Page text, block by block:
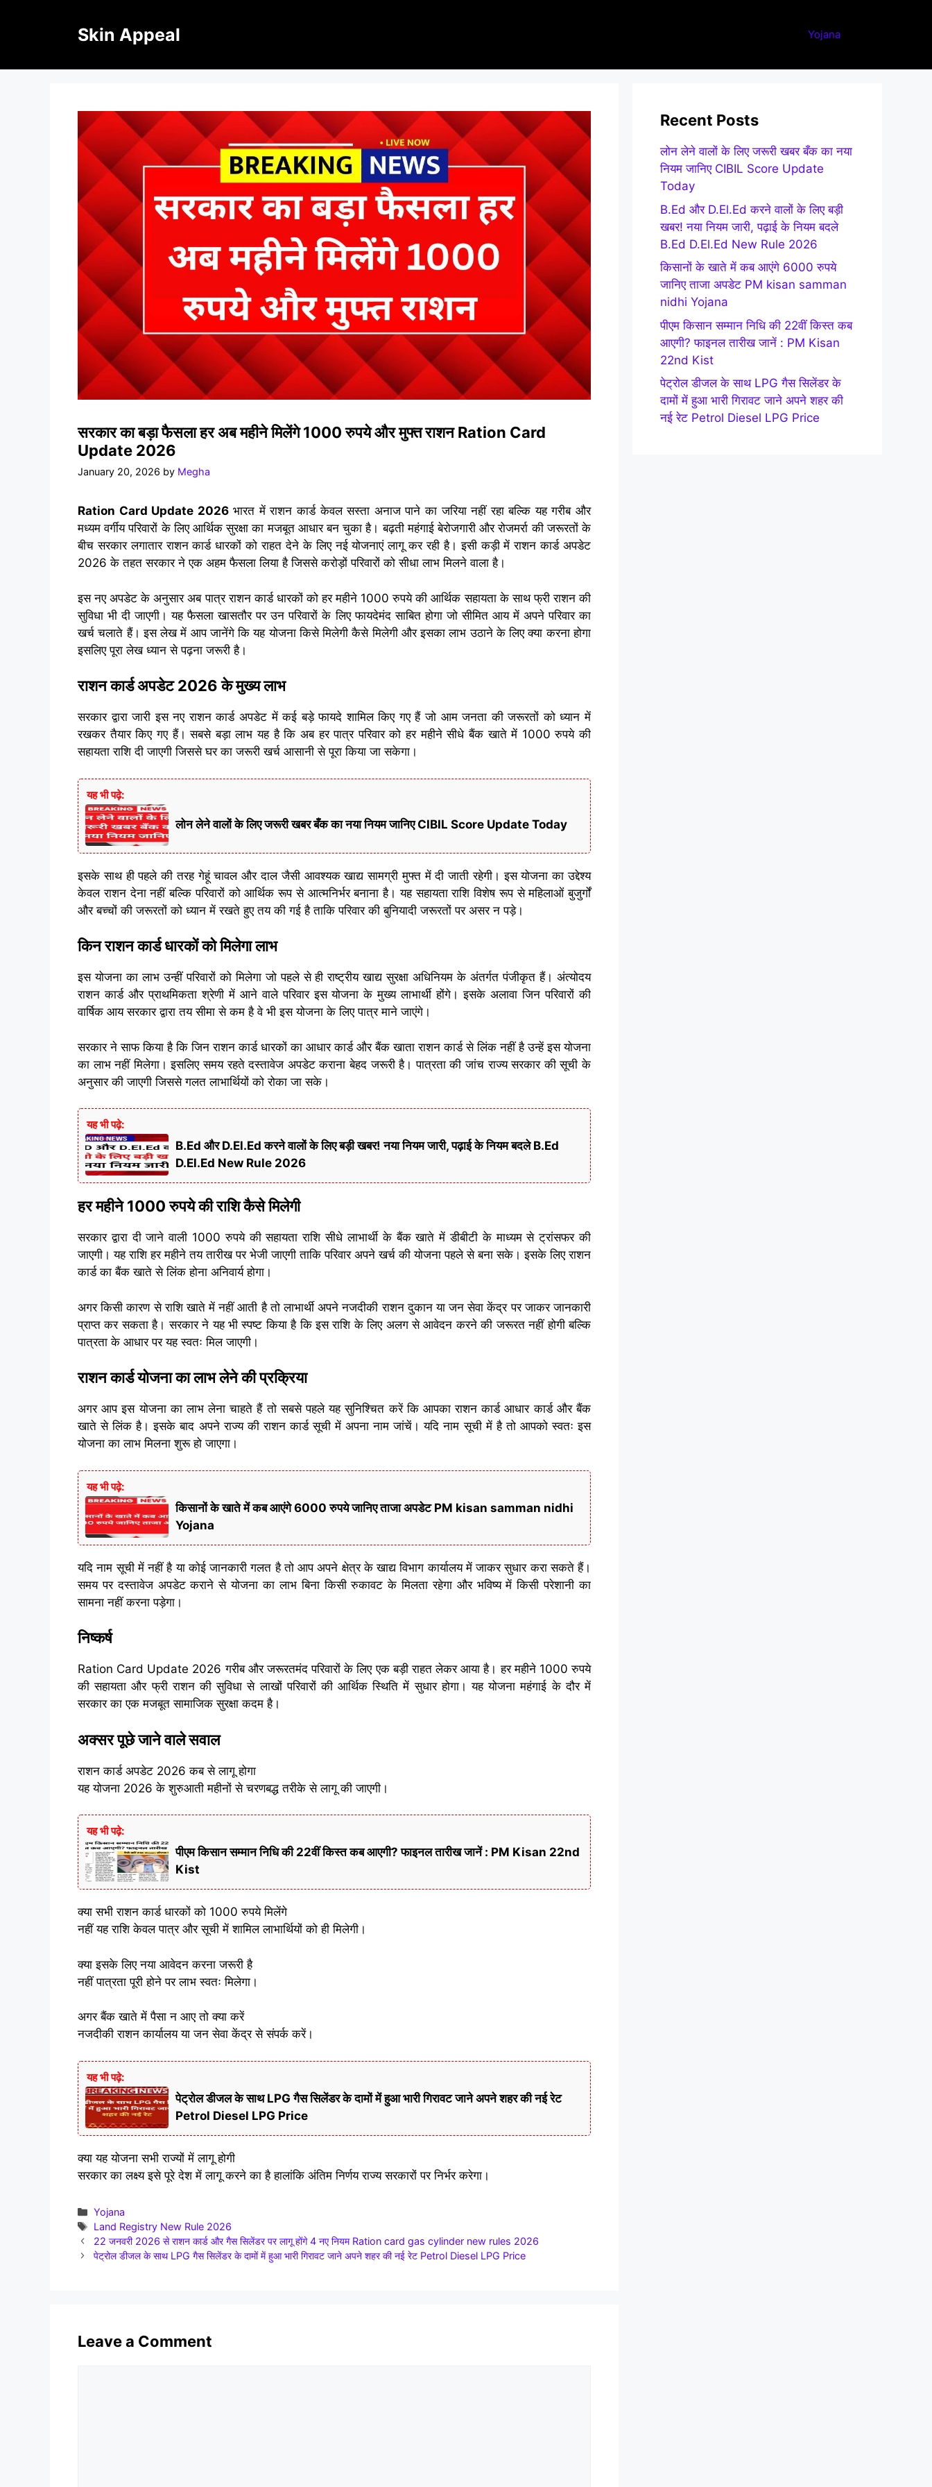
Skin Appeal Yojana
सरकार का बड़ा फैसला हर अब महीने मिलेंगे 1000 रुपये और मुफ्त राशन Ration Card
Update 2026
January 20, 2026 by Megha
Ration Card Update 2026भारत में राशन कार्ड केवल सस्ता अनाज पाने का जरिया नहीं रहा बल्कि यह गरीब और
मध्यम वर्गीय परिवारों के लिए आर्थिक सुरक्षा का मजबूत आधार बन चुका है। बढ़ती महंगाई बेरोजगारी और रोजमर्रा की जरूरतों के
बीच सरकार लगातार राशन कार्ड धारकों को राहत देने के लिए नई योजनाएं लागू कर रही है। इसी कड़ी में राशन कार्ड अपडेट
2026 के तहत सरकार ने एक अहम फैसला लिया है जिससे करोड़ों परिवारों को सीधा लाभ मिलने वाला है।
इस नए अपडेट के अनुसार अब पात्र राशन कार्ड धारकों को हर महीने 1000 रुपये की आर्थिक सहायता के साथ फ्री राशन की
सुविधा भी दी जाएगी। यह फैसला खासतौर पर उन परिवारों के लिए फायदेमंद साबित होगा जो सीमित आय में अपने परिवार का
खर्च चलाते हैं। इस लेख में आप जानेंगे कि यह योजना किसे मिलेगी कैसे मिलेगी और इसका लाभ उठाने के लिए क्या करना होगा
इसलिए पूरा लेख ध्यान से पढ़ना जरूरी है।
राशन कार्ड अपडेट 2026 के मुख्य लाभ
सरकार द्वारा जारी इस नए राशन कार्ड अपडेट में कई बड़े फायदे शामिल किए गए हैं जो आम जनता की जरूरतों को ध्यान में
रखकर तैयार किए गए हैं। सबसे बड़ा लाभ यह है कि अब हर पात्र परिवार को हर महीने सीधे बैंक खाते में 1000 रुपये की
सहायता राशि दी जाएगी जिससे घर का जरूरी खर्च आसानी से पूरा किया जा सकेगा।
यह भी पढ़े:
लोन लेने वालों के लिए जरूरी खबर बँक का नया नियम जानिए CIBIL Score Update Today
इसके साथ ही पहले की तरह गेहूं चावल और दाल जैसी आवश्यक खाद्य सामग्री मुफ्त में दी जाती रहेगी। इस योजना का उद्देश्य
केवल राशन देना नहीं बल्कि परिवारों को आर्थिक रूप से आत्मनिर्भर बनाना है। यह सहायता राशि विशेष रूप से महिलाओं बुजुर्गों
और बच्चों की जरूरतों को ध्यान में रखते हुए तय की गई है ताकि परिवार की बुनियादी जरूरतों पर असर न पड़े।
किन राशन कार्ड धारकों को मिलेगा लाभ
इस योजना का लाभ उन्हीं परिवारों को मिलेगा जो पहले से ही राष्ट्रीय खाद्य सुरक्षा अधिनियम के अंतर्गत पंजीकृत हैं। अंत्योदय
राशन कार्ड और प्राथमिकता श्रेणी में आने वाले परिवार इस योजना के मुख्य लाभार्थी होंगे। इसके अलावा जिन परिवारों की
वार्षिक आय सरकार द्वारा तय सीमा से कम है वे भी इस योजना के लिए पात्र माने जाएंगे।
सरकार ने साफ किया है कि जिन राशन कार्ड धारकों का आधार कार्ड और बैंक खाता राशन कार्ड से लिंक नहीं है उन्हें इस योजना
का लाभ नहीं मिलेगा। इसलिए समय रहते दस्तावेज अपडेट कराना बेहद जरूरी है। पात्रता की जांच राज्य सरकार की सूची के
अनुसार की जाएगी जिससे गलत लाभार्थियों को रोका जा सके।
यह भी पढ़े:
B.Ed और D.El.Ed करने वालों के लिए बड़ी खबर! नया नियम जारी, पढ़ाई के नियम बदले B.Ed
D.El.Ed New Rule 2026
हर महीने 1000 रुपये की राशि कैसे मिलेगी
सरकार द्वारा दी जाने वाली 1000 रुपये की सहायता राशि सीधे लाभार्थी के बैंक खाते में डीबीटी के माध्यम से ट्रांसफर की
जाएगी। यह राशि हर महीने तय तारीख पर भेजी जाएगी ताकि परिवार अपने खर्च की योजना पहले से बना सके। इसके लिए राशन
कार्ड का बैंक खाते से लिंक होना अनिवार्य होगा।
अगर किसी कारण से राशि खाते में नहीं आती है तो लाभार्थी अपने नजदीकी राशन दुकान या जन सेवा केंद्र पर जाकर जानकारी
प्राप्त कर सकता है। सरकार ने यह भी स्पष्ट किया है कि इस राशि के लिए अलग से आवेदन करने की जरूरत नहीं होगी बल्कि
पात्रता के आधार पर यह स्वतः मिल जाएगी।
राशन कार्ड योजना का लाभ लेने की प्रक्रिया
अगर आप इस योजना का लाभ लेना चाहते हैं तो सबसे पहले यह सुनिश्चित करें कि आपका राशन कार्ड आधार कार्ड और बैंक
खाते से लिंक है। इसके बाद अपने राज्य की राशन कार्ड सूची में अपना नाम जांचें। यदि नाम सूची में है तो आपको स्वतः इस
योजना का लाभ मिलना शुरू हो जाएगा।
यह भी पढ़े:
किसानों के खाते में कब आएंगे 6000 रुपये जानिए ताजा अपडेट PM kisan samman nidhi
Yojana
यदि नाम सूची में नहीं है या कोई जानकारी गलत है तो आप अपने क्षेत्र के खाद्य विभाग कार्यालय में जाकर सुधार करा सकते हैं।
समय पर दस्तावेज अपडेट कराने से योजना का लाभ बिना किसी रुकावट के मिलता रहेगा और भविष्य में किसी परेशानी का
सामना नहीं करना पड़ेगा।
निष्कर्ष
Ration Card Update 2026 गरीब और जरूरतमंद परिवारों के लिए एक बड़ी राहत लेकर आया है। हर महीने 1000 रुपये
की सहायता और फ्री राशन की सुविधा से लाखों परिवारों की आर्थिक स्थिति में सुधार होगा। यह योजना महंगाई के दौर में
सरकार का एक मजबूत सामाजिक सुरक्षा कदम है।
अक्सर पूछे जाने वाले सवाल
राशन कार्ड अपडेट 2026 कब से लागू होगा
यह योजना 2026 के शुरुआती महीनों से चरणबद्ध तरीके से लागू की जाएगी।
यह भी पढ़े:
पीएम किसान सम्मान निधि की 22वीं किस्त कब आएगी? फाइनल तारीख जानें : PM Kisan 22nd
Kist
क्या सभी राशन कार्ड धारकों को 1000 रुपये मिलेंगे
नहीं यह राशि केवल पात्र और सूची में शामिल लाभार्थियों को ही मिलेगी।
क्या इसके लिए नया आवेदन करना जरूरी है
नहीं पात्रता पूरी होने पर लाभ स्वतः मिलेगा।
अगर बैंक खाते में पैसा न आए तो क्या करें
नजदीकी राशन कार्यालय या जन सेवा केंद्र से संपर्क करें।
यह भी पढ़े:
पेट्रोल डीजल के साथ LPG गैस सिलेंडर के दामों में हुआ भारी गिरावट जाने अपने शहर की नई रेट
Petrol Diesel LPG Price
क्या यह योजना सभी राज्यों में लागू होगी
सरकार का लक्ष्य इसे पूरे देश में लागू करने का है हालांकि अंतिम निर्णय राज्य सरकारों पर निर्भर करेगा।
Categories
Yojana
Tags
Land Registry New Rule 2026
22 जनवरी 2026 से राशन कार्ड और गैस सिलेंडर पर लागू होंगे 4 नए नियम Ration card gas cylinder new rules 2026
पेट्रोल डीजल के साथ LPG गैस सिलेंडर के दामों में हुआ भारी गिरावट जाने अपने शहर की नई रेट Petrol Diesel LPG Price
Leave a Comment
Recent Posts
लोन लेने वालों के लिए जरूरी खबर बँक का नया
नियम जानिए CIBIL Score Update
Today
B.Ed और D.El.Ed करने वालों के लिए बड़ी
खबर! नया नियम जारी, पढ़ाई के नियम बदले
B.Ed D.El.Ed New Rule 2026
किसानों के खाते में कब आएंगे 6000 रुपये
जानिए ताजा अपडेट PM kisan samman
nidhi Yojana
पीएम किसान सम्मान निधि की 22वीं किस्त कब
आएगी? फाइनल तारीख जानें : PM Kisan
22nd Kist
पेट्रोल डीजल के साथ LPG गैस सिलेंडर के
दामों में हुआ भारी गिरावट जाने अपने शहर की
नई रेट Petrol Diesel LPG Price